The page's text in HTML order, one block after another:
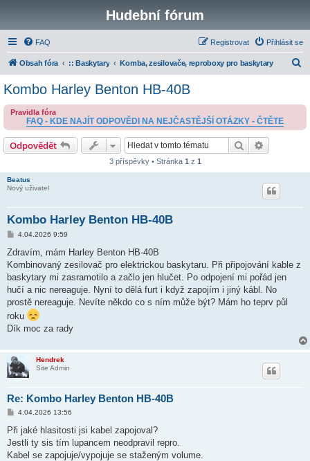
Hudební fórum
FAQ Přihlásit se
Registrovat
Obsah fóra :: Baskytary Komba, zesilovače, reproboxy pro baskytary
a
Kombo Harley Benton HB-40B
Pravidla fóra
FAQ - KDE NAJÍT ODPOVĚDI NA NEJČASTĚJŠÍ OTÁZKY - ČTĚTE
Odpovědět Hledat
3 příspěvky • Stránka 1 z 1
Beatus
Nový uživatel
Kombo Harley Benton HB-40B
P
í
p
ě
e
k
4.04.2026 9:59
Zdravím, mám Harley Benton HB-40B
Kombinovaný zesilovač pro elektrickou baskytaru. Při připojování kable z
baskytary mi zasramotilo a začlo jen hlučet. Po odpojení mi pořád jen
hučí a nic nereaguje. Nyní to dělá furt i když zapojím i jiný kábl. No
prostě nereaguje. Nevíte někdo co s ním může být? Mám ho teprv půl
roku
Dík moc za rady
Hendrek
Site Admin
Re: Kombo Harley Benton HB-40B
P
í
p
ě
4.04.2026 13:56
Při jaké hlasitosti jsi kabel zapojoval?
Jestli ty sis tím lupancem neodpravil repro.
Kabel se zapojuje/vypojuje se staženým volume.